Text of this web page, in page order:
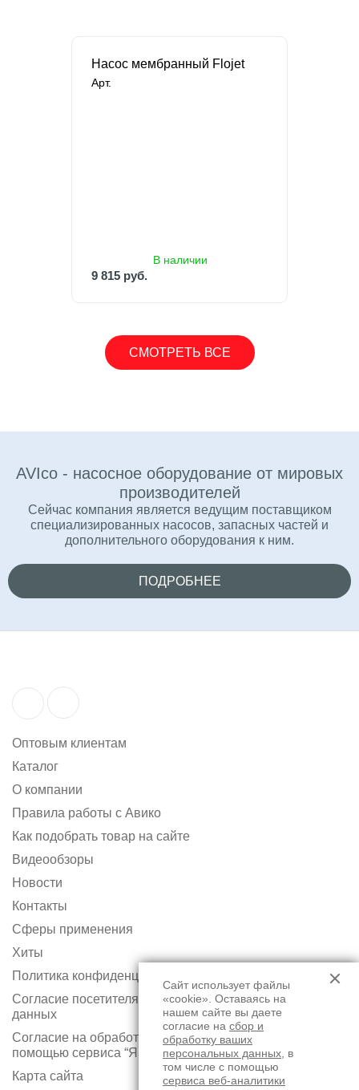
Насос мембранный Flojet
Арт.
В наличии
9 815 руб.
СМОТРЕТЬ ВСЕ
AVIco - насосное оборудование от мировых
производителей
Сейчас компания является ведущим поставщиком
специализированных насосов, запасных частей и
дополнительного оборудования к ним.
ПОДРОБНЕЕ
Оптовым клиентам
Каталог
О компании
Правила работы с Авико
Как подобрать товар на сайте
Видеообзоры
Новости
Контакты
Сферы применения
Хиты
Политика конфиденциальности
Согласие посетителя сайта на обработку персональных
данных
Согласие на обработку персональных данных с
помощью сервиса “Яндекс.Метрика”
Карта сайта
Сайт использует файлы
«cookie». Оставаясь на
нашем сайте вы даете
согласие на сбор и
обработку ваших
персональных данных , в
том числе с помощью
сервиса веб-аналитики